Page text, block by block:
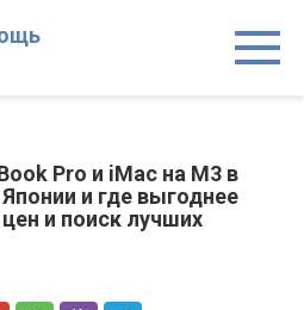
Pro и iMac на M3 в
и где выгоднее
и поиск лучших